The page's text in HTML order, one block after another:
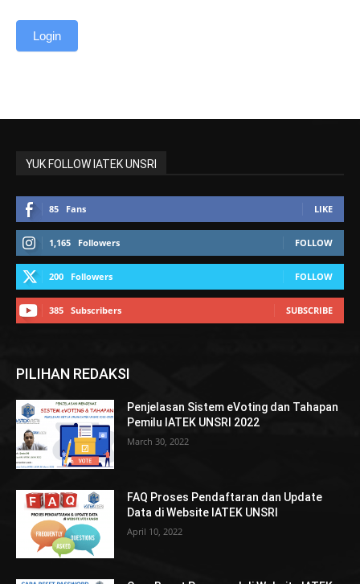
YUK FOLLOW IATEK UNSRI
85 Fans LIKE
1,165 Followers FOLLOW
200 Followers FOLLOW
385 Subscribers SUBSCRIBE
PILIHAN REDAKSI
Penjelasan Sistem eVoting dan Tahapan
Pemilu IATEK UNSRI 2022
March 30, 2022
FAQ Proses Pendaftaran dan Update
Data di Website IATEK UNSRI
April 10, 2022